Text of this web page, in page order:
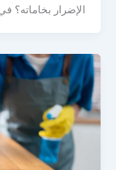
الإضرار بخاماته؟